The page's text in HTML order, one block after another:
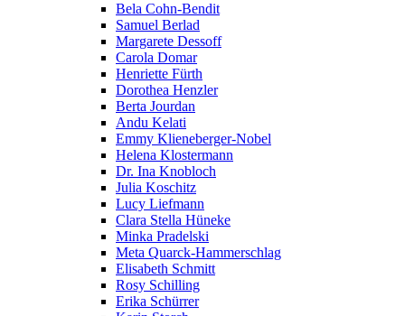
Bela Cohn-Bendit
Samuel Berlad
Margarete Dessoff
Carola Domar
Henriette Fürth
Dorothea Henzler
Berta Jourdan
Andu Kelati
Emmy Klieneberger-Nobel
Helena Klostermann
Dr. Ina Knobloch
Julia Koschitz
Lucy Liefmann
Clara Stella Hüneke
Minka Pradelski
Meta Quarck-Hammerschlag
Elisabeth Schmitt
Rosy Schilling
Erika Schürrer